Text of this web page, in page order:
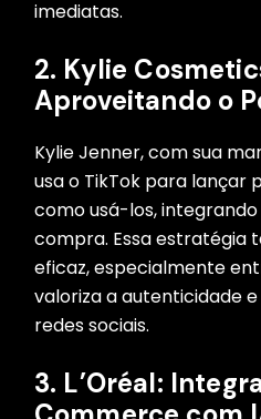
imediatas.
2. Kylie
Aproveitando o
Kylie Jenner, com sua
usa o TikTok para lançar
como usá-los,
compra. Essa estratégia
eficaz, especialmente
valoriza a autenticidade
redes sociais.
3. L’Oréal: